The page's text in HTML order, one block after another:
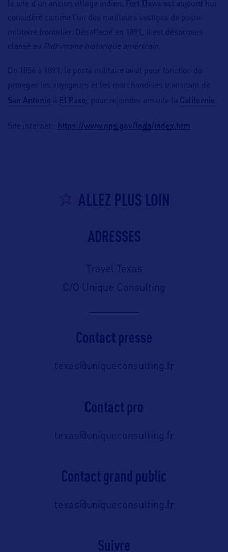
le site d’un ancien village indien, Fort Davis est aujourd’hui
considéré comme l’un des meilleurs vestiges de poste
militaire frontalier. Désaffecté en 1891, il est désormais
classé au Patrimoine historique américain.
De 1854 à 1891, le poste militaire avait pour fonction de
protéger les voyageurs et les marchandises transitant de
San Antonio à El Paso , pour rejoindre ensuite la Californie
Site internet : https://www.nps.gov/foda/index.htm
ALLEZ PLUS LOIN
ADRESSES
Travel Texas
C/O Unique Consulting
Contact presse
texas@uniqueconsulting.fr
Contact pro
texas@uniqueconsulting.fr
Contact grand public
texas@uniqueconsulting.fr
Suivre